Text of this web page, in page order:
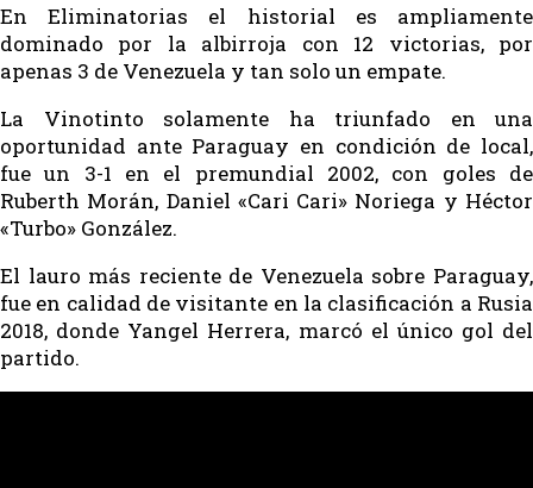
En Eliminatorias el historial es ampliamente
dominado por la albirroja con 12 victorias, por
apenas 3 de Venezuela y tan solo un empate.
La Vinotinto solamente ha triunfado en una
oportunidad ante Paraguay en condición de local,
fue un 3-1 en el premundial 2002, con goles de
Ruberth Morán, Daniel «Cari Cari» Noriega y Héctor
«Turbo» González.
El lauro más reciente de Venezuela sobre Paraguay,
fue en calidad de visitante en la clasificación a Rusia
2018, donde Yangel Herrera, marcó el único gol del
partido.